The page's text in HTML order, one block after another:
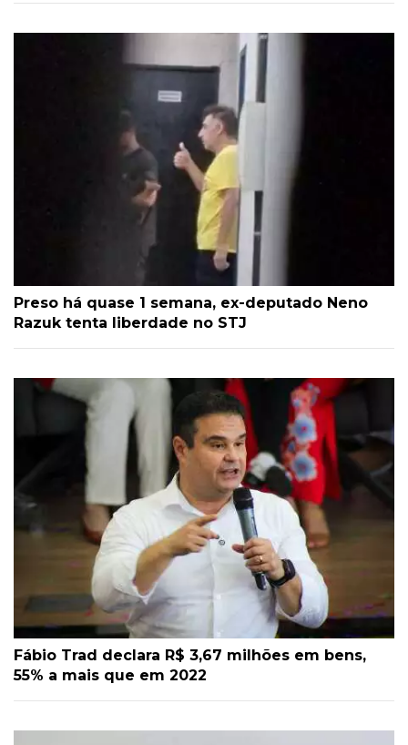
Preso há quase 1 semana, ex-deputado Neno
Razuk tenta liberdade no STJ
Fábio Trad declara R$ 3,67 milhões em bens,
55% a mais que em 2022